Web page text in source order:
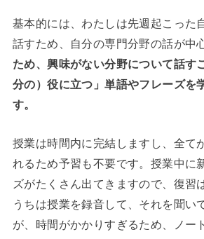
基本的には、わたしは先週起こった
話すため、自分の専門分野の話が中
ため、興味がない分野について話す
分の）役に立つ」単語やフレーズを
す。
授業は時間内に完結しますし、全て
れるため予習も不要です。授業中に
ズがたくさん出てきますので、復習
うちは授業を録音して、それを聞い
が、時間がかかりすぎるため、ノー